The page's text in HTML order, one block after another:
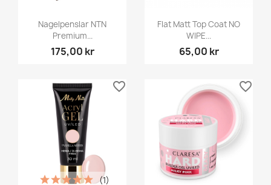
Nagelpenslar NTN
Premium...
175,00 kr
Flat Matt Top Coat NO
WIPE...
65,00 kr
(1)
favorite_border favorite_border